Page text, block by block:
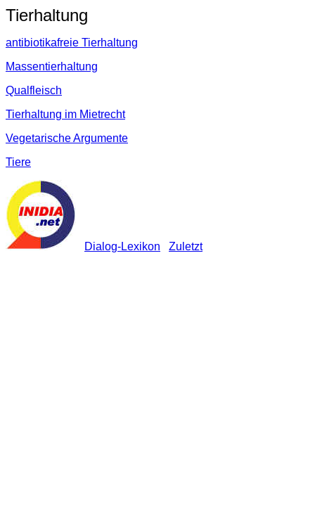
Tierhaltung
antibiotikafreie Tierhaltung
Massentierhaltung
Qualfleisch
Tierhaltung im Mietrecht
Vegetarische Argumente
Tiere
Dialog-Lexikon Zuletzt